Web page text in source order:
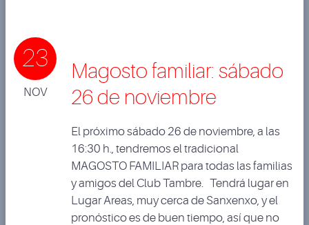
23
NOV
Magosto familiar: sábado
26 de noviembre
El próximo sábado 26 de noviembre, a las
16:30 h., tendremos el tradicional
MAGOSTO FAMILIAR para todas las familias
y amigos del Club Tambre. Tendrá lugar en
Lugar Areas, muy cerca de Sanxenxo, y el
pronóstico es de buen tiempo, así que no